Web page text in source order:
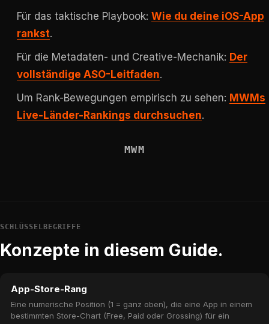
Für das taktische Playbook: Wie du deine iOS-App
rankst.
Für die Metadaten- und Creative-Mechanik: Der
vollständige ASO-Leitfaden.
Um Rank-Bewegungen empirisch zu sehen: MWMs
Live-Länder-Rankings durchsuchen.
MWM
SCHLÜSSELBEGRIFFE
Konzepte in diesem Guide.
App-Store-Rang
Eine numerische Position (1 = ganz oben), die eine App in einem
bestimmten Store-Chart (Free, Paid oder Grossing) für ein